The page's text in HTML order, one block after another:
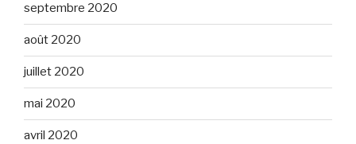
septembre 2020
août 2020
juillet 2020
mai 2020
avril 2020